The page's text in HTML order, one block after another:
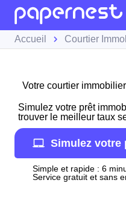
Accueil Courtier
Votre courtier
Simulez votre prêt
trouver le meilleur taux
Simulez votre
Simple et rapide : 6
Service gratuit et sans